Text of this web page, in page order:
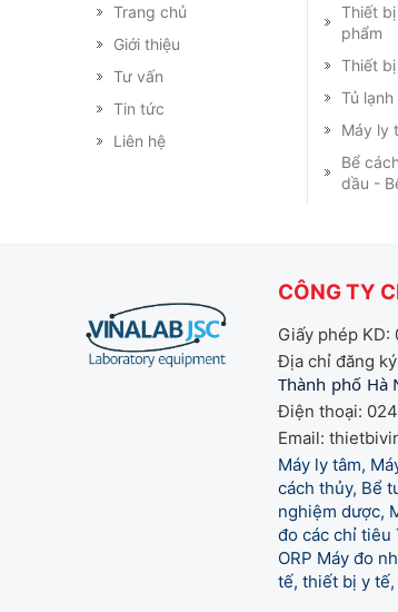
Trang chủ
Giới thiệu
Tư vấn
Tin tức
Liên hệ
Thiết
phẩm
Thiết
Tủ
Máy ly
Bể
dầu -
CÔNG TY
Giấy phép KD:
Địa chỉ đăng
Thành phố Hà
Điện thoại:
Email:
Máy ly tâm,
cách thủy, Bể
nghiệm dược,
đo các chỉ tiêu
ORP Máy đo
tế, thiết bị y